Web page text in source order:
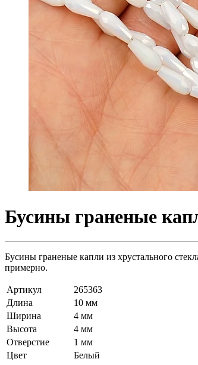
Бусины граненые
Бусины граненые капли из хрустального
примерно.
Артикул
265363
Длина
10 мм
Ширина
4 мм
Высота
4 мм
Отверстие
1 мм
Цвет
Белый